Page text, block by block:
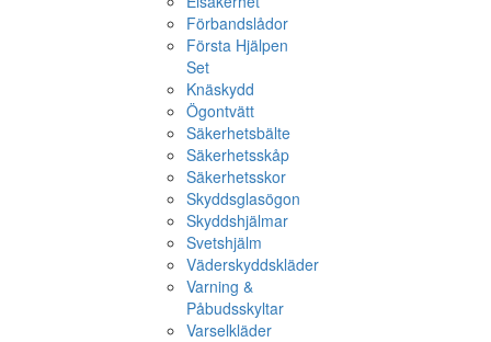
Förbandslådor
Första Hjälpen
Set
Knäskydd
Ögontvätt
Säkerhetsbälte
Säkerhetsskåp
Säkerhetsskor
Skyddsglasögon
Skyddshjälmar
Svetshjälm
Väderskyddskläder
Varning &
Påbudsskyltar
Varselkläder